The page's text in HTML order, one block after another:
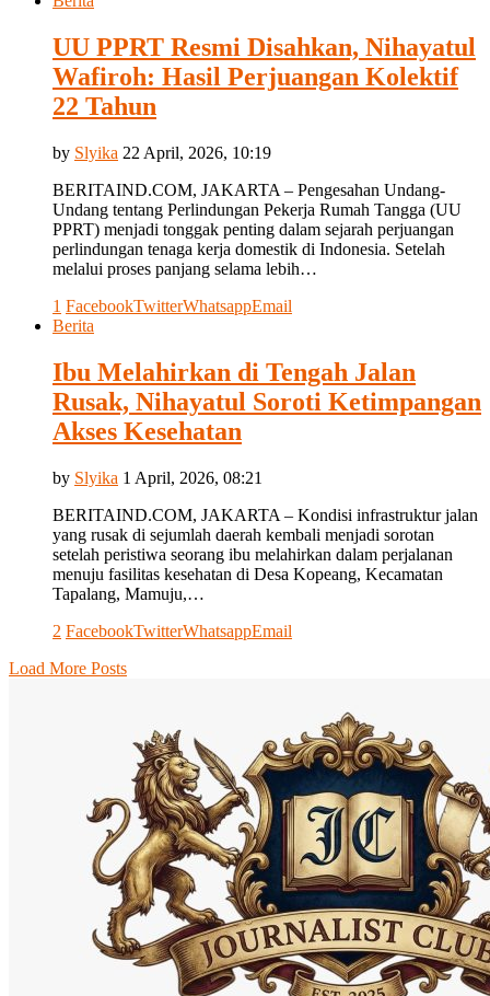
UU PPRT Resmi Disahkan, Nihayatul
Wafiroh: Hasil Perjuangan Kolektif
22 Tahun
by Slyika 22 April, 2026, 10:19
BERITAIND.COM, JAKARTA – Pengesahan Undang-
Undang tentang Perlindungan Pekerja Rumah Tangga (UU
PPRT) menjadi tonggak penting dalam sejarah perjuangan
perlindungan tenaga kerja domestik di Indonesia. Setelah
melalui proses panjang selama lebih…
1 FacebookTwitterWhatsappEmail
Berita
Ibu Melahirkan di Tengah Jalan
Rusak, Nihayatul Soroti Ketimpangan
Akses Kesehatan
by Slyika 1 April, 2026, 08:21
BERITAIND.COM, JAKARTA – Kondisi infrastruktur jalan
yang rusak di sejumlah daerah kembali menjadi sorotan
setelah peristiwa seorang ibu melahirkan dalam perjalanan
menuju fasilitas kesehatan di Desa Kopeang, Kecamatan
Tapalang, Mamuju,…
2 FacebookTwitterWhatsappEmail
Load More Posts